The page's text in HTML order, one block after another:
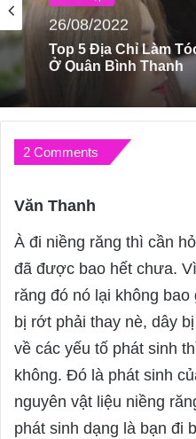
30/08/2022
Top 5 Tiệm Chăm
Chất Lượng Tại Hồ
2 Comments
Văn Thanh
a
y
s
:
À đi niềng răng thì cần
đã được bao hết chưa.
răng đó nó lại không
bị rớt phải thay nè, dây
về các yếu tố phát sinh
không. Đó là phát sinh
nguyên vật liệu niềng
phát sinh dạng là bạn đi